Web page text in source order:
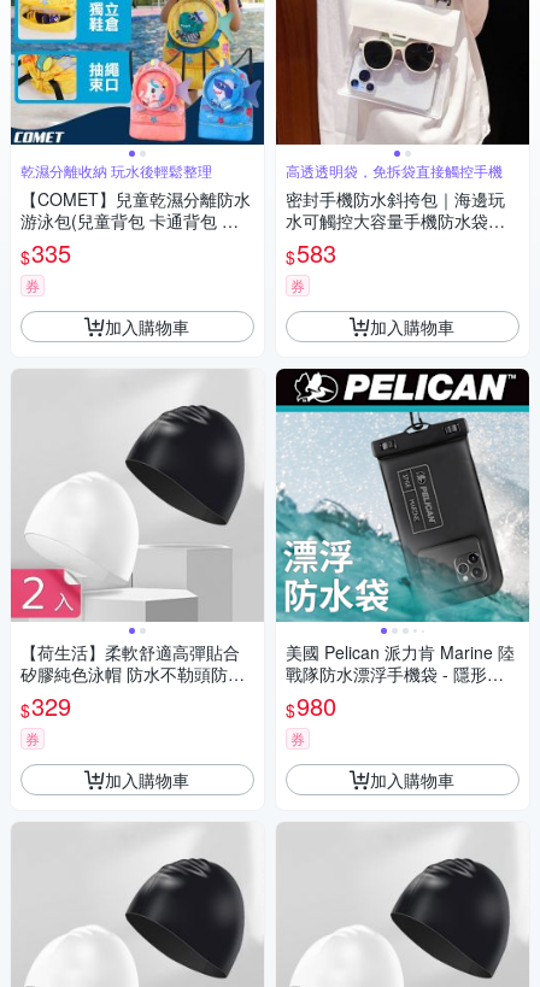
乾濕分離收納 玩水後輕鬆整理
【COMET】兒童乾濕分離防水
游泳包(兒童背包 卡通背包 乾
濕分離背包 游泳背包 後背包/C
SB01)
$335
券
加入購物車
【荷生活】柔軟舒適高彈貼合
矽膠純色泳帽 防水不勒頭防水
彈力游泳帽-2入組
$329
券
加入購物車
高透透明袋，免拆袋直接觸控手機
密封手機防水斜挎包｜海邊玩
水可觸控大容量手機防水袋
（沙灘透明斜挎包、雨天手機
收納包、出國旅遊防水袋）
$583
券
加入購物車
美國 Pelican 派力肯 Marine 陸
戰隊防水漂浮手機袋 - 隱形黑
色
$980
券
加入購物車